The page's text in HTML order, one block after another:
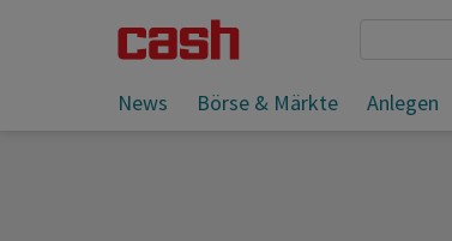
News Börse & Märkte Anlegen
Sie lesen: